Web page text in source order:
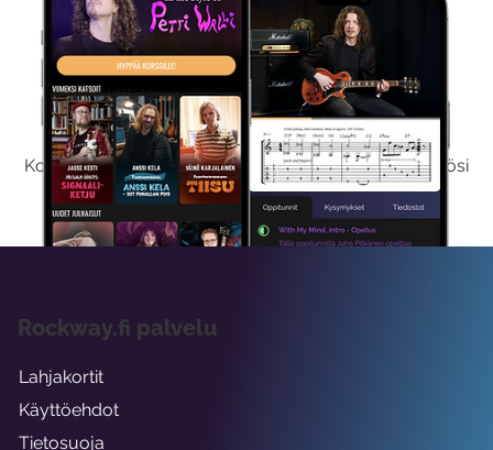
Kokeile Ilmaiseksi
Kokeilemalla ilmaiseksi saat koko sisältömme käyttöösi
viikon ajaksi.
Rockway.fi palvelu
Lahjakortit
Käyttöehdot
Tietosuoja